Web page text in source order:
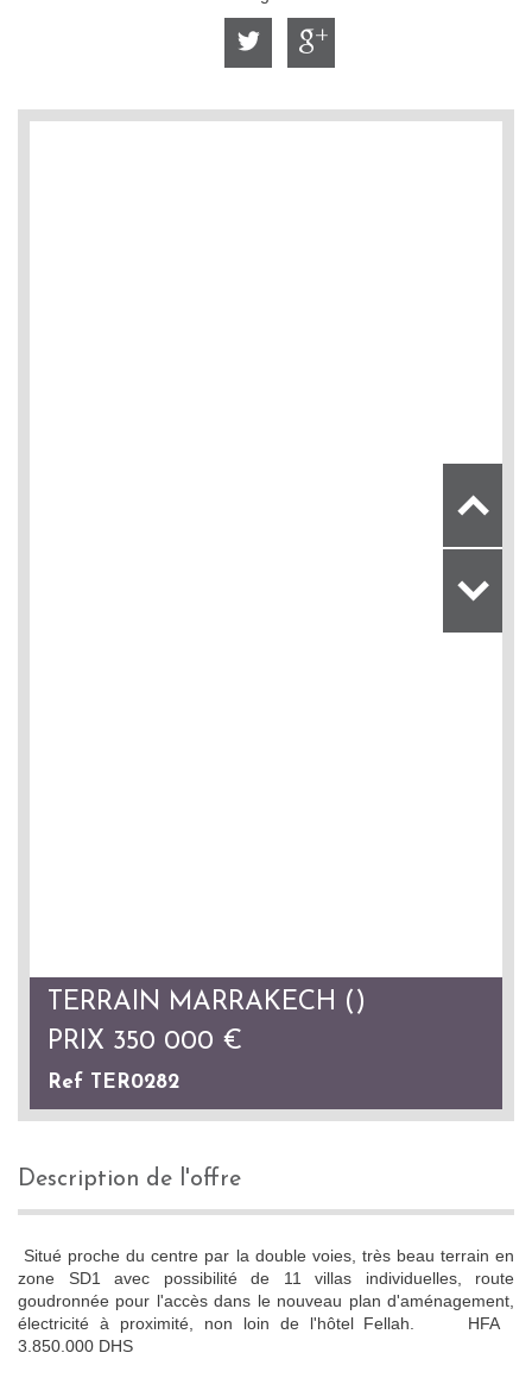
TERRAIN MARRAKECH ()
PRIX 350 000 €
Ref TER0282
description de l'offre
Situé proche du centre par la double voies, très beau terrain en
zone SD1 avec possibilité de 11 villas individuelles, route
goudronnée pour l'accès dans le nouveau plan d'aménagement,
électricité à proximité, non loin de l'hôtel Fellah. HFA
3.850.000 DHS